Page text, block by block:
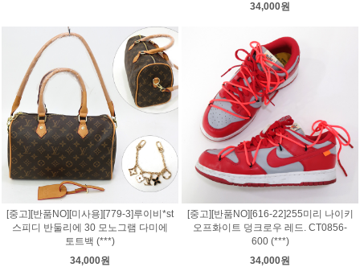
34,000원
[중고][반품NO][미사용][779-3]루이비*st
스피디 반둘리에 30 모노그램 다미에
토트백 (***)
34,000원
[중고][반품NO][616-22]255미리 나이키
오프화이트 덩크로우 레드. CT0856-
600 (***)
34,000원